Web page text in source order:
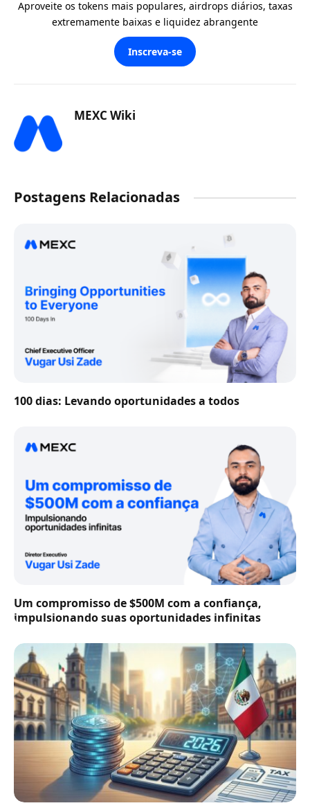
Aproveite os tokens mais populares, airdrops diários, taxas
extremamente baixas e liquidez abrangente
Inscreva-se
MEXC Wiki
Postagens Relacionadas
100 dias: Levando oportunidades a todos
Um compromisso de $500M com a confiança,
impulsionando suas oportunidades infinitas